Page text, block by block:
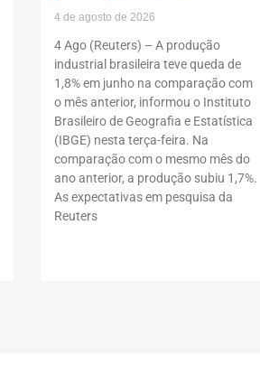
4 de agosto de 2026
4 Ago (Reuters) – A produção
industrial brasileira teve queda de
1,8% em junho na comparação com
o mês anterior, informou o Instituto
Brasileiro de Geografia e Estatística
(IBGE) nesta terça-feira. Na
comparação com o mesmo mês do
ano anterior, a produção subiu 1,7%.
As expectativas em pesquisa da
Reuters